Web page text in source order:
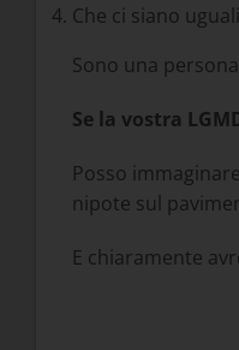
Che ci siano
Sono una
Se la vostra
Posso
nipote sul
E chiaramente